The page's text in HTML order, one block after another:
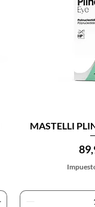
Vista
MASTELLI